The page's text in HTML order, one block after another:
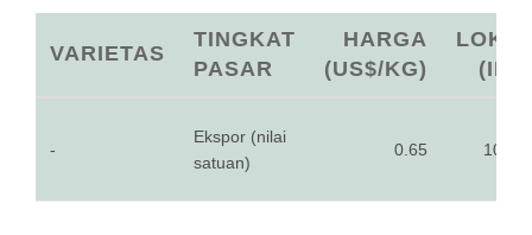
VARIETAS
TINGKAT
PASAR
HARGA
(US$/KG)
-
Ekspor (nilai
satuan)
0.65